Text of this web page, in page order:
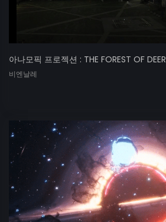
아나모픽 프로젝션 : THE FOREST OF DEER
비엔날레